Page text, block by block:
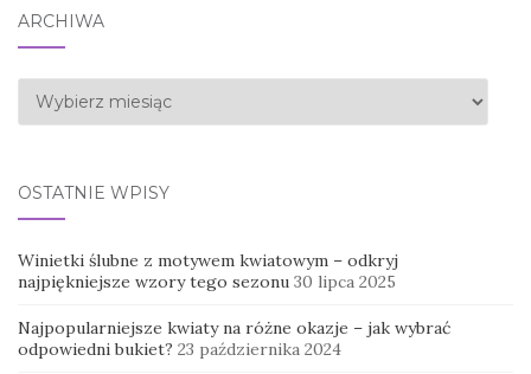
ARCHIWA
Archiwa
OSTATNIE WPISY
Winietki ślubne z motywem kwiatowym – odkryj
najpiękniejsze wzory tego sezonu 30 lipca 2025
Najpopularniejsze kwiaty na różne okazje – jak wybrać
odpowiedni bukiet? 23 października 2024